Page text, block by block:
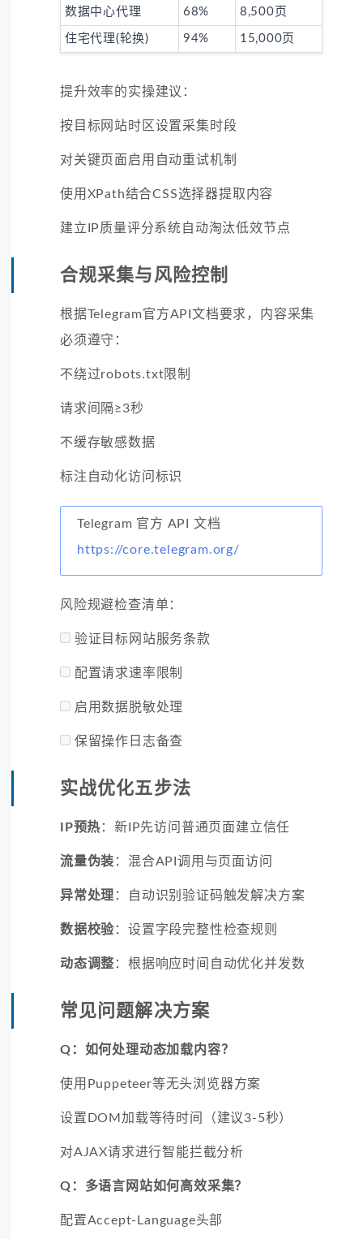
数据中心代理 68% 8,500页
住宅代理(轮换) 94% 15,000页
提升效率的实操建议：
按目标网站时区设置采集时段
对关键页面启用自动重试机制
使用XPath结合CSS选择器提取内容
建立IP质量评分系统自动淘汰低效节点
合规采集与风险控制
根据Telegram官方API文档要求，内容采集
必须遵守：
不绕过robots.txt限制
请求间隔≥3秒
不缓存敏感数据
标注自动化访问标识
Telegram 官方 API 文档
https://core.telegram.org/
风险规避检查清单：
验证目标网站服务条款
配置请求速率限制
启用数据脱敏处理
保留操作日志备查
实战优化五步法
IP预热：新IP先访问普通页面建立信任
流量伪装 ：混合API调用与页面访问
异常处理 ：自动识别验证码触发解决方案
数据校验：设置字段完整性检查规则
动态调整 ：根据响应时间自动优化并发数
常见问题解决方案
Q：如何处理动态加载内容？
使用Puppeteer等无头浏览器方案
设置DOM加载等待时间（建议3-5秒）
对AJAX请求进行智能拦截分析
Q：多语言网站如何高效采集？
配置Accept-Language头部